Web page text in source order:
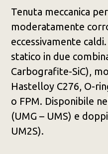
Tenuta meccanica
moderatamente
eccessivamente
statico in due
Carbografite-SiC),
Hastelloy C276, O-
o FPM. Disponibile
(UMG – UMS) e
UM2S).